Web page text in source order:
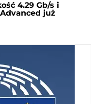
4.29 Gb/s i
już